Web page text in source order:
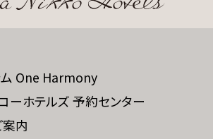
組み
One Harmony
ーホテルズ 予約センター
内